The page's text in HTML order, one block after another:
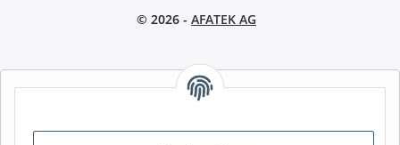
© 2026 - AFATEK AG
AFATEK INTERNATIONAL – SELECT REGION & LANGUAGE |